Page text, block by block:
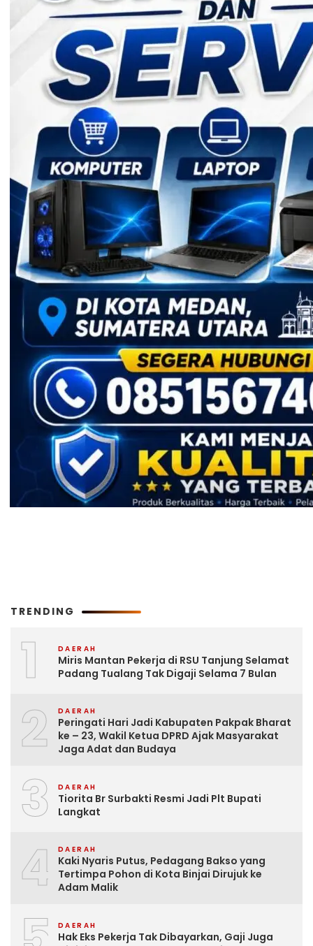
TRENDING
1 DAERAH
Miris Mantan Pekerja di RSU Tanjung Selamat
Padang Tualang Tak Digaji Selama 7 Bulan
2 DAERAH
Peringati Hari Jadi Kabupaten Pakpak Bharat
ke – 23, Wakil Ketua DPRD Ajak Masyarakat
Jaga Adat dan Budaya
3 DAERAH
Tiorita Br Surbakti Resmi Jadi Plt Bupati
Langkat
4 DAERAH
Kaki Nyaris Putus, Pedagang Bakso yang
Tertimpa Pohon di Kota Binjai Dirujuk ke
Adam Malik
DAERAH
Hak Eks Pekerja Tak Dibayarkan, Gaji Juga